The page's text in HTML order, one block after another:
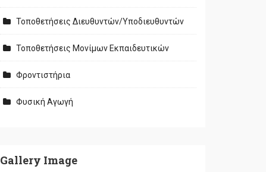
Τοποθετήσεις Διευθυντών/Υποδιευθυντών
Τοποθετήσεις Μονίμων Εκπαιδευτικών
Φροντιστήρια
Φυσική Αγωγή
Gallery Image